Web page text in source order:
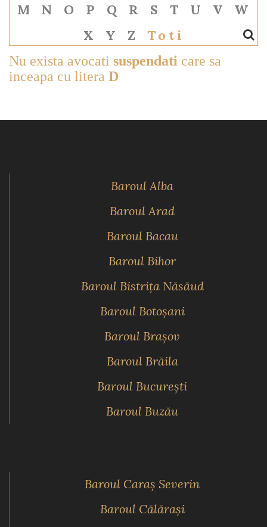
M
N O P Q R S T U V
W
X
Y Z Toti
Nu exista avocati suspendati care sa
inceapa cu litera D
Baroul Alba
Baroul Arad
Baroul Bacau
Baroul Bihor
Baroul Bistriţa Năsăud
Baroul Botoşani
Baroul Braşov
Baroul Brăila
Baroul Bucureşti
Baroul Buzău
Baroul Caraş Severin
Baroul Călăraşi